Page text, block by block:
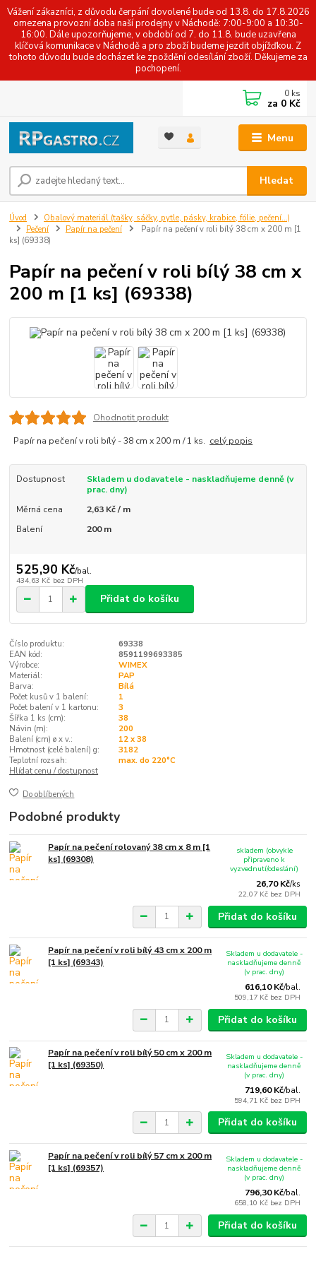
Vážení zákazníci, z důvodu čerpání dovolené bude od 13.8. do 17.8.2026
omezena provozní doba naší prodejny v Náchodě: 7:00-9:00 a 10:30-
16:00. Dále upozorňujeme, v období od 7. do 11.8. bude uzavřena
klíčová komunikace v Náchodě a pro zboží budeme jezdit objížďkou. Z
tohoto důvodu bude docházet ke zpoždění odesílání zboží. Děkujeme za
pochopení.
Menu
Hledat
0 ks
za 0 Kč
Úvod
Obalový materiál (tašky, sáčky, pytle, pásky, krabice, fólie, pečení...)
Pečení
Papír na pečení
Papír na pečení v roli bílý 38 cm x 200 m [1
ks] (69338)
Papír na pečení v roli bílý 38 cm x
200 m [1 ks] (69338)
Ohodnotit produkt
Papír na pečení v roli bílý - 38 cm x 200 m / 1 ks. celý popis
Dostupnost
Skladem u dodavatele - naskladňujeme denně (v
prac. dny)
Měrná cena
2,63 Kč / m
Balení
200 m
525,90 Kč/bal.
434,63 Kč bez DPH
Přidat do košíku
Číslo produktu:
69338
EAN kód:
8591199693385
Výrobce:
WIMEX
Materiál:
PAP
Barva:
Bílá
Počet kusů v 1 balení:
1
Počet balení v 1 kartonu:
3
Šířka 1 ks (cm):
38
Návin (m):
200
Balení (cm) ø x v.:
12 x 38
Hmotnost (celé balení) g:
3182
Teplotní rozsah:
max. do 220°C
Hlídat cenu / dostupnost
Do oblíbených
Podobné produkty
Papír na pečení rolovaný 38 cm x 8 m [1
ks] (69308)
26,70 Kč/ks
22,07 Kč bez DPH
skladem (obvykle
připraveno k
vyzvednutí/odeslání)
Přidat do košíku
Papír na pečení v roli bílý 43 cm x 200 m
[1 ks] (69343)
616,10 Kč/bal.
509,17 Kč bez DPH
Skladem u dodavatele -
naskladňujeme denně
(v prac. dny)
Přidat do košíku
Papír na pečení v roli bílý 50 cm x 200 m
[1 ks] (69350)
719,60 Kč/bal.
594,71 Kč bez DPH
Skladem u dodavatele -
naskladňujeme denně
(v prac. dny)
Přidat do košíku
Papír na pečení v roli bílý 57 cm x 200 m
[1 ks] (69357)
796,30 Kč/bal.
658,10 Kč bez DPH
Skladem u dodavatele -
naskladňujeme denně
(v prac. dny)
Přidat do košíku